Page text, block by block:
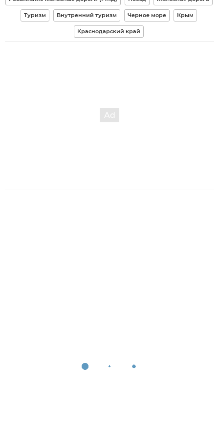
Туризм Внутренний туризм Черное море Крым
Краснодарский край